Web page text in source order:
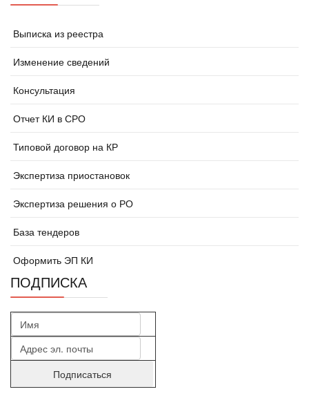
Выписка из реестра
Изменение сведений
Консультация
Отчет КИ в СРО
Типовой договор на КР
Экспертиза приостановок
Экспертиза решения о РО
База тендеров
Оформить ЭП КИ
ПОДПИСКА